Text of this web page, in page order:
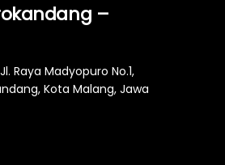
–
Raya Madyopuro No.1,
Kota Malang, Jawa